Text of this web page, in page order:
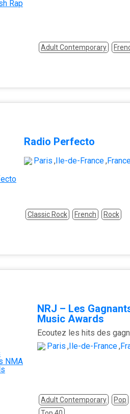
Adult Contemporary
Radio Perfecto
Paris ,Île-de-France,
Classic Rock French Rock
NRJ – Les
Music Awards
Paris , Île-de-France,
Adult Contemporary Pop